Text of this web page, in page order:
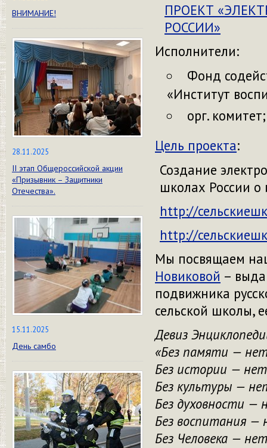
ВНИМАНИЕ!
28.11.2025
II этап Общероссийской акции
«Призывник – Защитники
Отечества».
15.11.2025
День самбо
ПРОЕКТ
РОССИИ»
Исполнители:
Фонд
«Институт
орг. комитет;
Цель проекта:
Создание
школах России
http://
http://
Мы посвящаем
Новиковой –
подвижника
сельской школы,
Девиз
«Без памяти —
Без истории —
Без культуры —
Без духовности —
Без воспитания —
Без Человека —